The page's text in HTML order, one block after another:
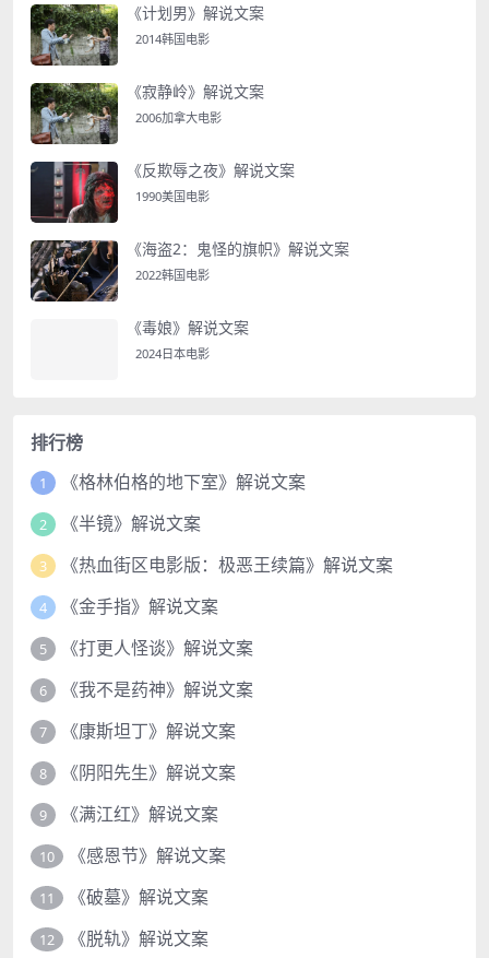
《计划男》解说文案
2014韩国电影
《寂静岭》解说文案
2006加拿大电影
《反欺辱之夜》解说文案
1990美国电影
《海盗2：鬼怪的旗帜》解说文案
2022韩国电影
《毒娘》解说文案
2024日本电影
排行榜
1 《格林伯格的地下室》解说文案
2 《半镜》解说文案
3 《热血街区电影版：极恶王续篇》解说文案
4 《金手指》解说文案
5 《打更人怪谈》解说文案
6 《我不是药神》解说文案
7 《康斯坦丁》解说文案
8 《阴阳先生》解说文案
9 《满江红》解说文案
10 《感恩节》解说文案
11 《破墓》解说文案
12 《脱轨》解说文案